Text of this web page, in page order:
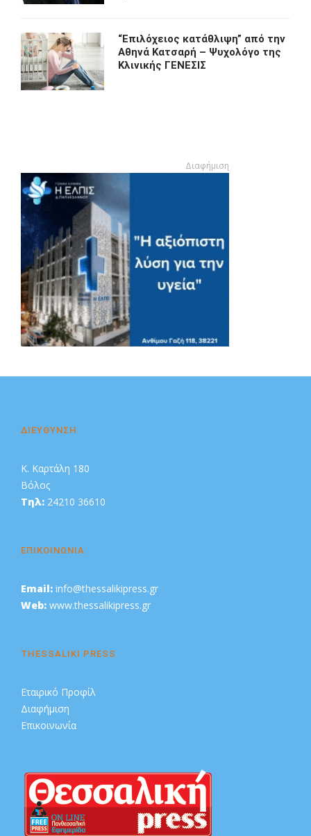
“Eπιλόχειος κατάθλιψη” από την
Αθηνά Κατσαρή – Ψυχολόγο της
Κλινικής ΓΕΝΕΣΙΣ
Διαφήμιση
ΔΙΕΥΘΥΝΣΗ
Κ. Καρτάλη 180
Βόλος
Τηλ: 24210 36610
ΕΠΙΚΟΙΝΩΝΙΑ
Email: info@thessalikipress.gr
Web: www.thessalikipress.gr
THESSALIKI PRESS
Εταιρικό Προφίλ
Διαφήμιση
Επικοινωνία